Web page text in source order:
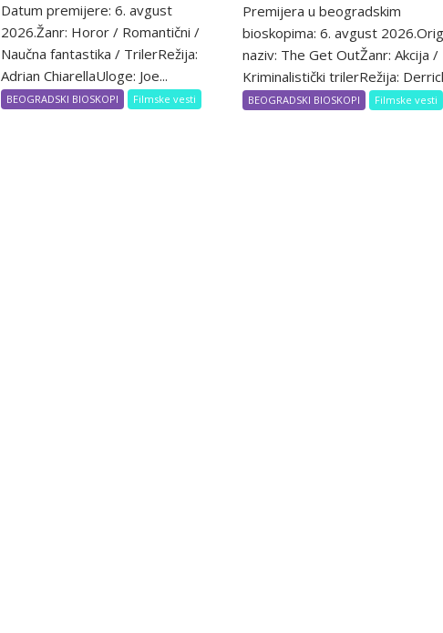
Datum premijere: 6. avgust
2026.Žanr: Horor / Romantični /
Naučna fantastika / TrilerRežija:
Adrian ChiarellaUloge: Joe...
BEOGRADSKI BIOSKOPI Filmske vesti
Premijera u beogradskim
bioskopima: 6. avgust
naziv: The Get OutŽanr: Akcija /
Kriminalistički trilerRežija:
BEOGRADSKI BIOSKOPI Filmske vesti